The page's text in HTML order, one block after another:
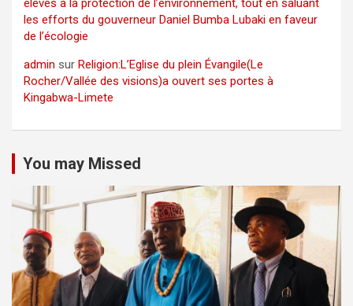
élèves à la protection de l’environnement, tout en saluant
les efforts du gouverneur Daniel Bumba Lubaki en faveur
de l’écologie
admin sur Religion:L’Eglise du plein Évangile(Le
Rocher/Vallée des visions)a ouvert ses portes à
Kingabwa-Limete
You may Missed